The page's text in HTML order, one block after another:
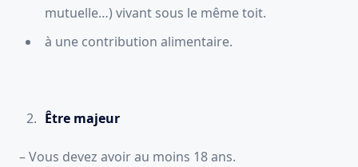
mutuelle…) vivant sous le même toit.
à une contribution alimentaire.
Être majeur
– Vous devez avoir au moins 18 ans.